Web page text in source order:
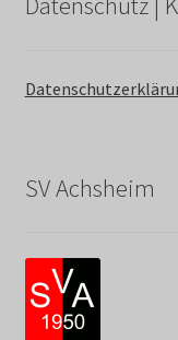
SV Achsheim